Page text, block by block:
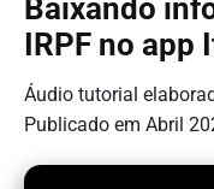
Baixando
IRPF no app
Áudio tutorial
Publicado em Abril